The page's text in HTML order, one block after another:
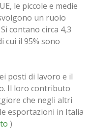
le piccole e medie
un ruolo
contano circa 4,3
cui il 95% sono
posti di lavoro e il
Il loro contributo
che negli altri
esportazioni in Italia
)